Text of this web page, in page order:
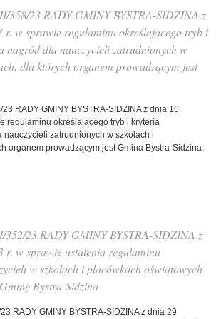
ZA KORZYSTANIE Z WYCHOWANIA
UCZNIÓW OBJĘTYCH
PRZEDSZKOLNYM W PR
358/23 RADY GMINY BYSTRA-SIDZINA z
r. w sprawie regulaminu określającego tryb i
nagród dla nauczycieli zatrudnionych w
dla których organem prowadzącym jest
RADY GMINY BYSTRA-SIDZINA z dnia 16
regulaminu określającego tryb i kryteria
zatrudnionych w szkołach i
organem prowadzącym jest Gmina Bystra-Sidzina
SIDZINA Z DNIA 16 SIERPNIA 2023 R. W
ZATRUDNIONYCH W SZKOŁACH I
DLA KTÓRYCH ORGANEM
JEST GMINA BYSTR
23 RADY GMINY BYSTRA-SIDZINA z
r. w sprawie ustalenia regulaminu
w szkołach i placówkach oświatowych
Bystra-Sidzina
RADY GMINY BYSTRA-SIDZINA z dnia 29